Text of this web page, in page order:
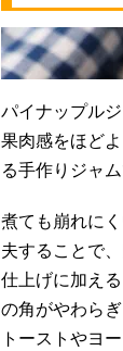
パイナップル
果肉感をほど
る手作りジャム
煮ても崩れに
夫することで
仕上げに加え
の角がやわら
トーストやヨ